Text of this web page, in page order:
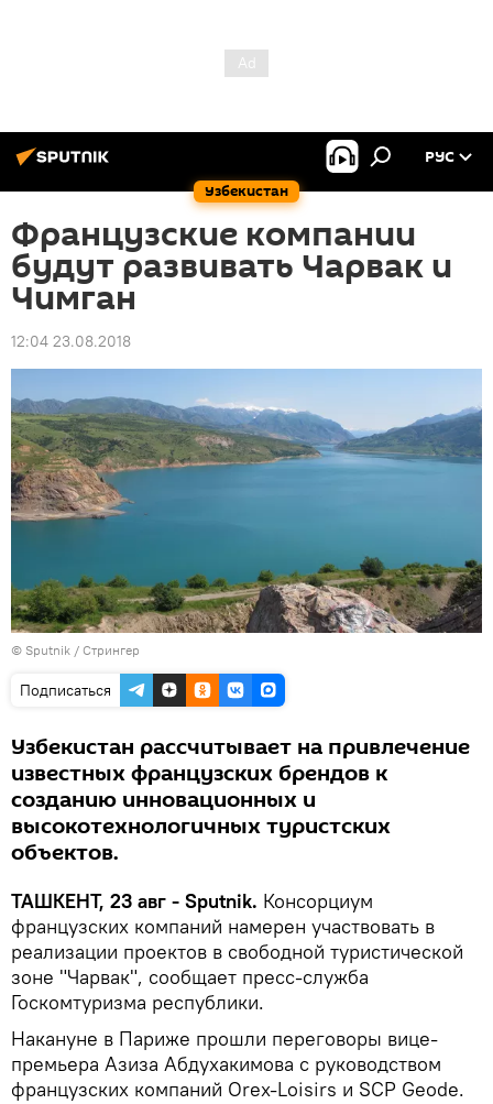
Узбекистан
РУС
Французские компании
будут развивать Чарвак и
Чимган
12:04 23.08.2018
© Sputnik / Стрингер
Подписаться
Узбекистан рассчитывает на привлечение
известных французских брендов к
созданию инновационных и
высокотехнологичных туристских
объектов.
ТАШКЕНТ, 23 авг - Sputnik. Консорциум
французских компаний намерен участвовать в
реализации проектов в свободной туристической
зоне "Чарвак", сообщает пресс-служба
Госкомтуризма республики.
Накануне в Париже прошли переговоры вице-
премьера Азиза Абдухакимова с руководством
французских компаний Orex-Loisirs и SCP Geode.